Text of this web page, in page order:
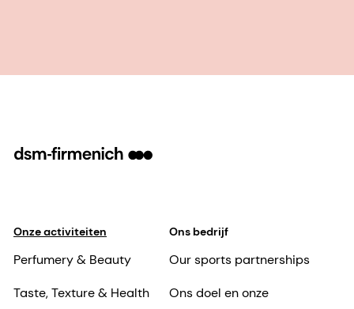
Onze activiteiten
Perfumery & Beauty
Taste, Texture & Health
Ons bedrijf
Our sports partnerships
Ons doel en onze